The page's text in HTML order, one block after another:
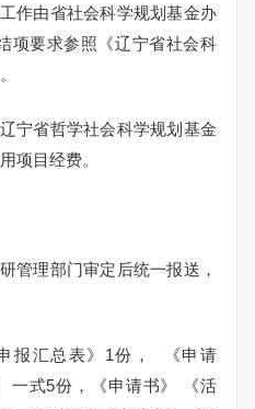
作由省社会科学规划基金办
项要求参照《辽宁省社会科
宁省哲学社会科学规划基金
项目经费。
管理部门审定后统一报送，
报汇总表》1份， 《申请
一式5份，《申请书》 《活